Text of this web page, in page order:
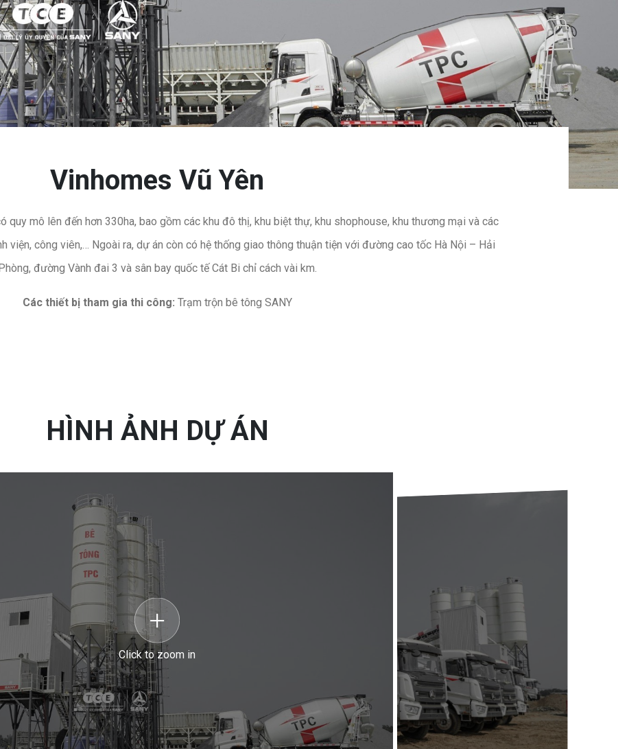
Vinhomes Vũ Yên
quy mô lên đến hơn 330ha, bao gồm các khu đô thị, khu biệt thự, khu shophouse, khu thương mại và các
viện, công viên,… Ngoài ra, dự án còn có hệ thống giao thông thuận tiện với đường cao tốc Hà Nội – Hải
Phòng, đường Vành đai 3 và sân bay quốc tế Cát Bi chỉ cách vài km.
Các thiết bị tham gia thi công: Trạm trộn bê tông SANY
HÌNH ẢNH DỰ ÁN
Click to zoom in
Click to zoom in